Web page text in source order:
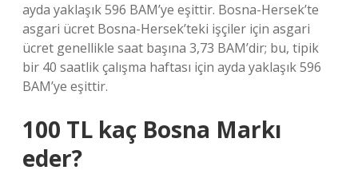
ayda yaklaşık 596 BAM’ye eşittir. Bosna-Hersek’te
asgari ücret Bosna-Hersek’teki işçiler için asgari
ücret genellikle saat başına 3,73 BAM’dir; bu, tipik
bir 40 saatlik çalışma haftası için ayda yaklaşık 596
BAM’ye eşittir.
100 TL kaç Bosna Markı
eder?